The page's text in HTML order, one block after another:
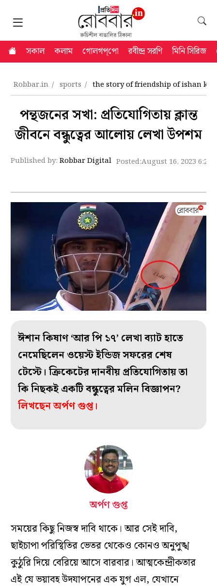
সকাল কলাম গোলগপ্‌পো রবীন্দ্র সরণি মিনি সিরিজ
Robbar.in sports the story of friendship of ishan
পন্থজনের সখা: প্রতিযোগিতায় ক্লান্ত
জীবনে বন্ধুত্বের আলোয় লেখা উপশম
Published by:Robbar Digital Posted:August 16, 2023 6:24
ঈশান কিষাণ ‘আর পি ১৭’ লেখা ব‌্যাট হাতে
নেমেছিলেন ওয়েস্ট ইন্ডিজ সফরের শেষ
টেস্টে। ক্রিকেটের দানবীয় প্রতিযোগিতায় তা
কি নিছকই একটি বন্ধুত্বের মলিন বিজ্ঞাপন?
লিখছেন অর্পণ গুপ্ত।
অর্পণ গুপ্ত
সময়ের কিছু নিজস্ব দাবি থাকে। আর সেই দাবি,
ছাইচাপা পরিস্থিতির ভেতর থেকেও কোনও অনুপুঙ্খ
কুঠুরি দিয়ে বেরিয়ে আসে বারবার। আত্মকেন্দ্রীকতার
এই যে ভয়াবহ উদযাপনের এক যুগ এল, যেখানে